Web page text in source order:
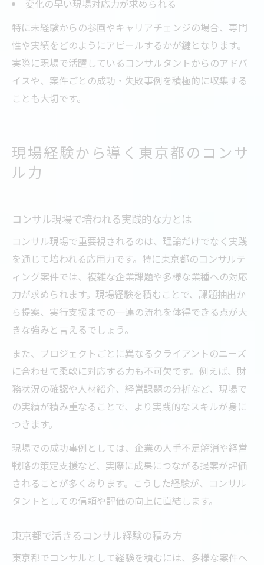
変化の早い現場対応力が求められる
特に未経験からの参画やキャリアチェンジの場合、専門
性や実績をどのようにアピールするかが鍵となります。
実際に現場で活躍しているコンサルタントからのアドバ
イスや、案件ごとの成功・失敗事例を積極的に収集する
ことも大切です。
現場経験から導く東京都のコンサ
ル力
コンサル現場で培われる実践的な力とは
コンサル現場で重要視されるのは、理論だけでなく実践
を通じて培われる応用力です。特に東京都のコンサルテ
ィング案件では、複雑な企業課題や多様な業種への対応
力が求められます。現場経験を積むことで、課題抽出か
ら提案、実行支援までの一連の流れを体得できる点が大
きな強みと言えるでしょう。
また、プロジェクトごとに異なるクライアントのニーズ
に合わせて柔軟に対応する力も不可欠です。例えば、財
務状況の確認や人材紹介、経営課題の分析など、現場で
の実績が積み重なることで、より実践的なスキルが身に
つきます。
現場での成功事例としては、企業の人手不足解消や経営
戦略の策定支援など、実際に成果につながる提案が評価
されることが多くあります。こうした経験が、コンサル
タントとしての信頼や評価の向上に直結します。
東京都で活きるコンサル経験の積み方
東京都でコンサルとして経験を積むには、多様な案件へ